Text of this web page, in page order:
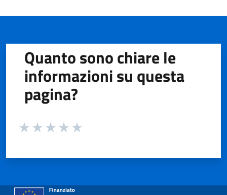
Quanto sono chiare le
informazioni su questa
pagina?
Valuta da 1 a 5 stelle la pagina